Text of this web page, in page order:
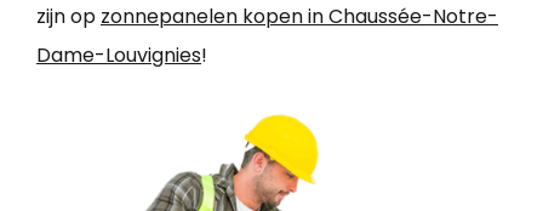
zijn op zonnepanelen kopen in Chaussée-Notre-
Dame-Louvignies!